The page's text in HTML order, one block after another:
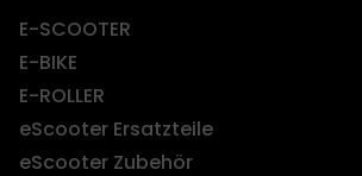
E-SCOOTER
E-BIKE
E-ROLLER
eScooter Ersatzteile
eScooter Zubehör